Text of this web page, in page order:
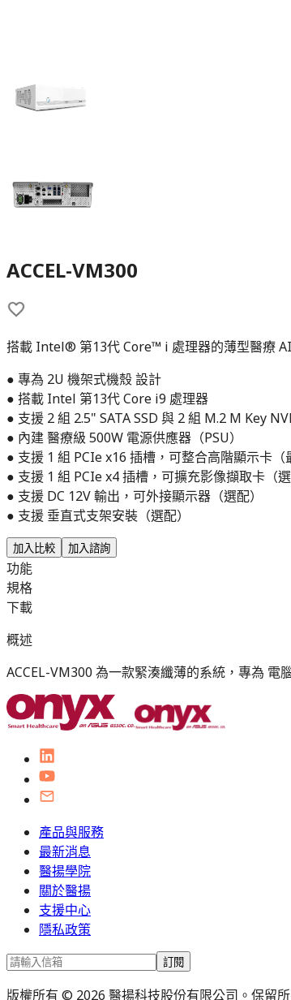
ACCEL-VM300
搭載 Intel® 第13代 Core™ i 處理器的薄型醫療
● 專為 2U 機架式機殼 設計
● 搭載 Intel 第13代 Core i9 處理器
● 支援 2 組 2.5" SATA SSD 與 2 組 M.2 M Key
● 內建 醫療級 500W 電源供應器（PSU）
● 支援 1 組 PCIe x16 插槽，可整合高階顯示卡（
● 支援 1 組 PCIe x4 插槽，可擴充影像擷取卡（選
● 支援 DC 12V 輸出，可外接顯示器（選配）
● 支援 垂直式支架安裝（選配）
加入比較 加入諮詢
功能
規格
下載
概述
ACCEL-VM300 為一款緊湊纖薄的系統，專為 電
產品與服務
最新消息
醫揚學院
關於醫揚
支援中心
隱私政策
訂閱
版權所有 © 2026 醫揚科技股份有限公司。保留所